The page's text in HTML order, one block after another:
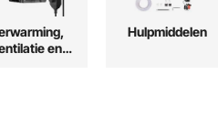
en
Hulpmiddelen